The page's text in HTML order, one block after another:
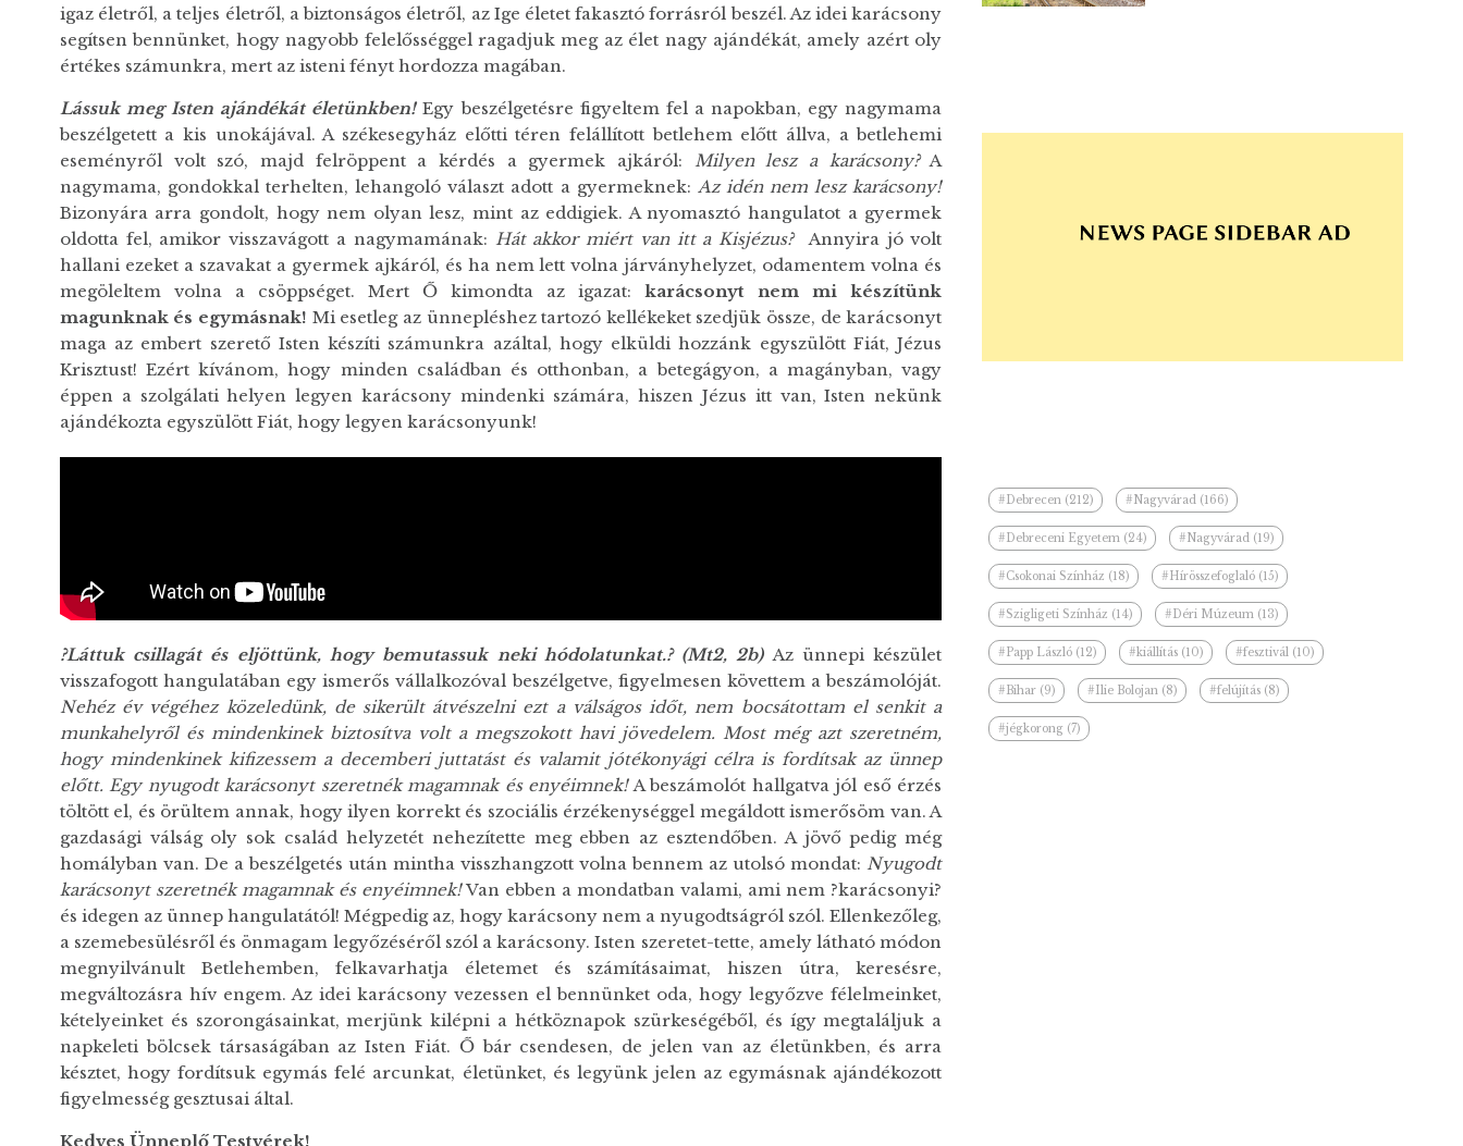
igaz életről, a teljes életről, a biztonságos életről, az Ige életet fakasztó forrásról beszél. Az idei karácsony
segítsen bennünket, hogy nagyobb felelősséggel ragadjuk meg az élet nagy ajándékát, amely azért oly
értékes számunkra, mert az isteni fényt hordozza magában.
Lássuk meg Isten ajándékát életünkben!Egy beszélgetésre figyeltem fel a napokban, egy nagymama
beszélgetett a kis unokájával. A székesegyház előtti téren felállított betlehem előtt állva, a betlehemi
eseményről volt szó, majd felröppent a kérdés a gyermek ajkáról: Milyen lesz a karácsony?A
nagymama, gondokkal terhelten, lehangoló választ adott a gyermeknek: Az idén nem lesz karácsony!
Bizonyára arra gondolt, hogy nem olyan lesz, mint az eddigiek. A nyomasztó hangulatot a gyermek
oldotta fel, amikor visszavágott a nagymamának: Hát akkor miért van itt a Kisjézus?Annyira jó volt
hallani ezeket a szavakat a gyermek ajkáról, és ha nem lett volna járványhelyzet, odamentem volna és
megöleltem volna a csöppséget. Mert Ő kimondta az igazat: karácsonyt nem mi készítünk
magunknak és egymásnak! Mi esetleg az ünnepléshez tartozó kellékeket szedjük össze, de karácsonyt
maga az embert szerető Isten készíti számunkra azáltal, hogy elküldi hozzánk egyszülött Fiát, Jézus
Krisztust! Ezért kívánom, hogy minden családban és otthonban, a betegágyon, a magányban, vagy
éppen a szolgálati helyen legyen karácsony mindenki számára, hiszen Jézus itt van, Isten nekünk
ajándékozta egyszülött Fiát, hogy legyen karácsonyunk!
?Láttuk csillagát és eljöttünk, hogy bemutassuk neki hódolatunkat.? (Mt2, 2b)Az ünnepi készület
visszafogott hangulatában egy ismerős vállalkozóval beszélgetve, figyelmesen követtem a beszámolóját.
Nehéz év végéhez közeledünk, de sikerült átvészelni ezt a válságos időt, nem bocsátottam el senkit a
munkahelyről és mindenkinek biztosítva volt a megszokott havi jövedelem. Most még azt szeretném,
hogy mindenkinek kifizessem a decemberi juttatást és valamit jótékonyági célra is fordítsak az ünnep
előtt. Egy nyugodt karácsonyt szeretnék magamnak és enyéimnek!A beszámolót hallgatva jól eső érzés
töltött el, és örültem annak, hogy ilyen korrekt és szociális érzékenységgel megáldott ismerősöm van. A
gazdasági válság oly sok család helyzetét nehezítette meg ebben az esztendőben. A jövő pedig még
homályban van. De a beszélgetés után mintha visszhangzott volna bennem az utolsó mondat:Nyugodt
karácsonyt szeretnék magamnak és enyéimnek!Van ebben a mondatban valami, ami nem ?karácsonyi?
és idegen az ünnep hangulatától! Mégpedig az, hogy karácsony nem a nyugodtságról szól. Ellenkezőleg,
a szemebesülésről és önmagam legyőzéséről szól a karácsony. Isten szeretet-tette, amely látható módon
megnyilvánult Betlehemben, felkavarhatja életemet és számításaimat, hiszen útra, keresésre,
megváltozásra hív engem. Az idei karácsony vezessen el bennünket oda, hogy legyőzve félelmeinket,
kételyeinket és szorongásainkat, merjünk kilépni a hétköznapok szürkeségéből, és így megtaláljuk a
napkeleti bölcsek társaságában az Isten Fiát. Ő bár csendesen, de jelen van az életünkben, és arra
késztet, hogy fordítsuk egymás felé arcunkat, életünket, és legyünk jelen az egymásnak ajándékozott
figyelmesség gesztusai által.
Kedves Ünneplő Testvérek!
#Debrecen (212) #Nagyvárad (166)
#Debreceni Egyetem (24) #Nagyvárad (19)
#Csokonai Színház (18) #Hírösszefoglaló (15)
#Szigligeti Színház (14) #Déri Múzeum (13)
#Papp László (12) #kiállítás (10) #fesztivál (10)
#Bihar (9) #Ilie Bolojan (8) #felújítás (8)
#jégkorong (7)